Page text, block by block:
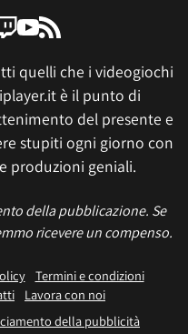
quelli che i videogiochi
è il punto di
del presente e
stupiti ogni giorno con
produzioni geniali.
della pubblicazione. Se
ricevere un compenso.
Termini e condizioni
Lavora con noi
della pubblicità